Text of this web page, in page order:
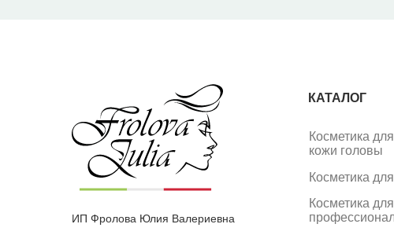
КАТАЛОГ
ИП Фролова Юлия Валериевна
Косметика
кожи головы
Косметика
Косметика для